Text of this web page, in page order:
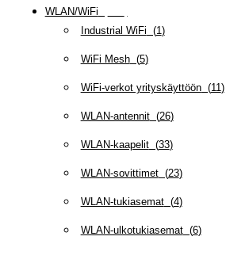
WLAN/WiFi
Industrial WiFi (1)
WiFi Mesh(5)
WiFi-verkot yrityskäyttöön(11)
WLAN-antennit(26)
WLAN-kaapelit(33)
WLAN-sovittimet(23)
WLAN-tukiasemat(4)
WLAN-ulkotukiasemat(6)